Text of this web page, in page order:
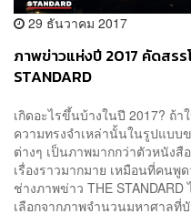
29 ธันวาคม 2017
ภาพข่าวแห่งปี 2017 คัดสร
STANDARD
เกิดอะไรขึ้นบ้างในปี 2017? ถ้
ความทรงจำเหล่านั้นในรูปแบบข
ต่างๆ เป็นภาพมากกว่าตัวหนัง
เรื่องราวมากมาย เหมือนที่คนพู
ช่างภาพข่าว THE
เลือกจากภาพจำนวนมหาศาลที่